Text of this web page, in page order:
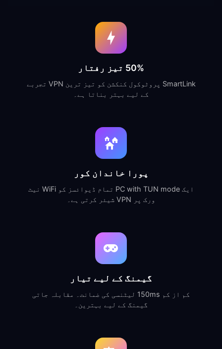
50% تیز رفتار
SmartLink پروٹوکول کنکشن کو تیز ترین VPN تجربے
کے لیے بہتر بناتا ہے۔
پورا خاندان کور
ایک PC with TUN mode تمام ڈیوائسز کو WiFi نیٹ
ورک پر VPN شیئر کرتی ہے۔
گیمنگ کے لیے تیار
کم از کم 150ms لیٹنسی کی ضمانت۔ مقابلہ جاتی
گیمنگ کے لیے بہترین۔